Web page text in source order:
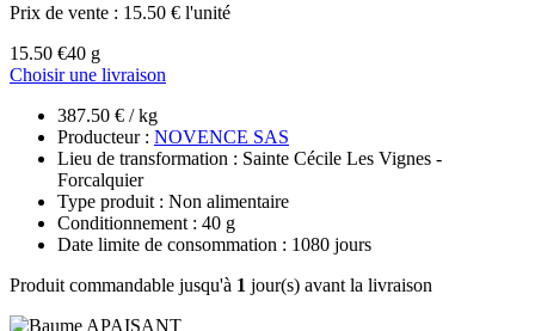
Prix de vente : 15.50 € l'unité
15.50 €40 g
Choisir une livraison
387.50 € / kg
Producteur : NOVENCE SAS
Lieu de transformation : Sainte Cécile Les Vignes -
Forcalquier
Type produit : Non alimentaire
Conditionnement : 40 g
Date limite de consommation : 1080 jours
Produit commandable jusqu'à 1 jour(s) avant la livraison